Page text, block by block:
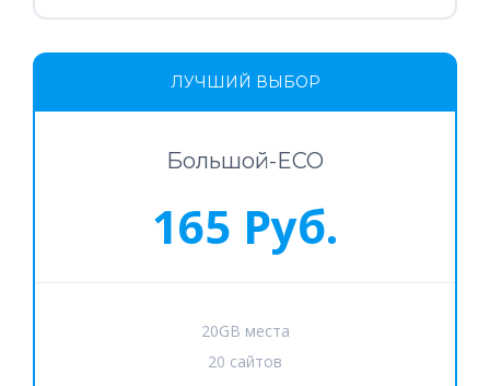
ЛУЧШИЙ ВЫБОР
Большой-ECO
165 Руб.
20GB места
20 сайтов